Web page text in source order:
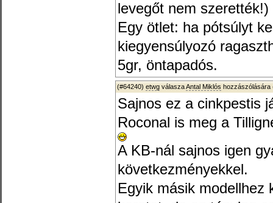
levegőt nem szerették!)
Egy ötlet: ha pótsúlyt
kiegyensúlyozó
5gr, öntapadós.
(#64240) etwg válaszaAntal Miklós hozzászólására
Sajnos ez a cinkpestis
Roconal is meg a
A KB-nál sajnos igen
következményekkel.
Egyik másik modellhez